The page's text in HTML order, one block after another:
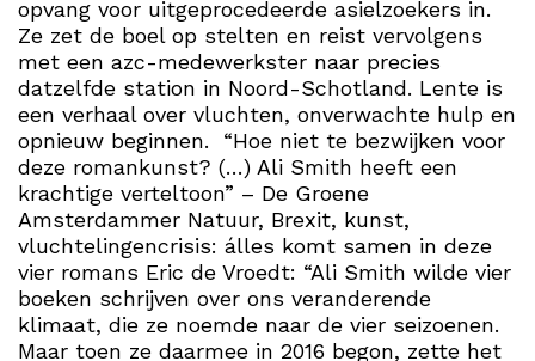
opvang voor uitgeprocedeerde asielzoekers in.
Ze zet de boel op stelten en reist vervolgens
met een azc-medewerkster naar precies
datzelfde station in Noord-Schotland. Lente is
een verhaal over vluchten, onverwachte hulp en
opnieuw beginnen. “Hoe niet te bezwijken voor
deze romankunst? (…) Ali Smith heeft een
krachtige verteltoon” – De Groene
Amsterdammer Natuur, Brexit, kunst,
vluchtelingencrisis: álles komt samen in deze
vier romans Eric de Vroedt: “Ali Smith wilde vier
boeken schrijven over ons veranderende
klimaat, die ze noemde naar de vier seizoenen.
Maar toen ze daarmee in 2016 begon, zette het